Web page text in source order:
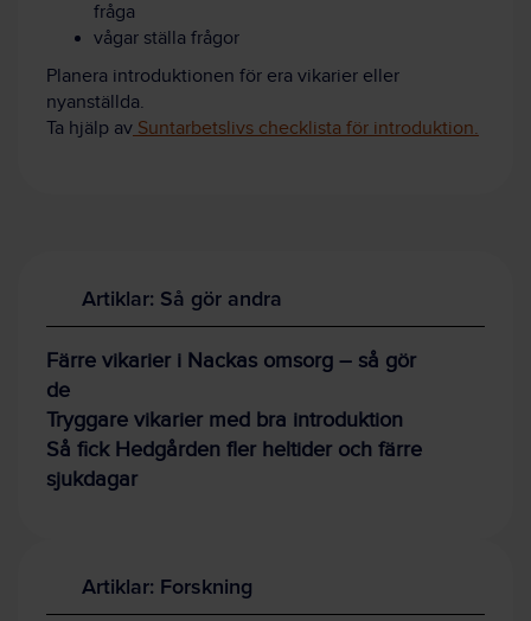
fråga
vågar ställa frågor
Planera introduktionen för era vikarier eller
nyanställda.
Ta hjälp av Suntarbetslivs checklista för introduktion.
Artiklar: Så gör andra
Färre vikarier i Nackas omsorg – så gör
de
Tryggare vikarier med bra introduktion
Så fick Hedgården fler heltider och färre
sjukdagar
Artiklar: Forskning